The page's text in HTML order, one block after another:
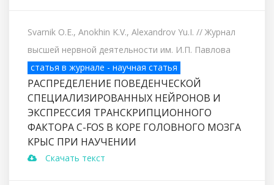
Svarnik O.E., Anokhin K.V., Alexandrov Yu.I. // Журнал
высшей нервной деятельности им. И.П. Павлова
статья в журнале - научная статья
РАСПРЕДЕЛЕНИЕ ПОВЕДЕНЧЕСКОЙ
СПЕЦИАЛИЗИРОВАННЫХ НЕЙРОНОВ И
ЭКСПРЕССИЯ ТРАНСКРИПЦИОННОГО
ФАКТОРА C-FOS В КОРЕ ГОЛОВНОГО МОЗГА
КРЫС ПРИ НАУЧЕНИИ
Скачать текст